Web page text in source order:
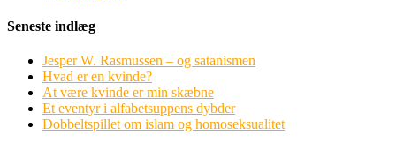
Seneste indlæg
Jesper W. Rasmussen – og satanismen
Hvad er en kvinde?
At være kvinde er min skæbne
Et eventyr i alfabetsuppens dybder
Dobbeltspillet om islam og homoseksualitet